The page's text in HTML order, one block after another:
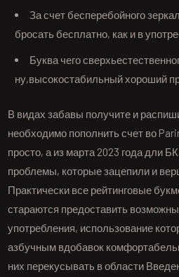
За счет бесперебойного
бросать бесплатно, как и в
Буква чего
ну,высокостабильный хороший
В видах забавы получите и
необходимо пополнить счет во
просто, а из марта 2023 года дли
проблемы, которые зацепили и
Практически все рейтинговые
стараются предоставить
употребления, использование
азбучным вдобавок
них перекусывать в области